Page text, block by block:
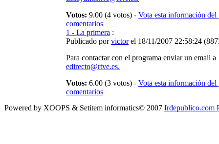
Votos: 9.00 (4 votos) - Vota esta información del
comentarios
1 - La primera :
Publicado porvictor el 18/11/2007 22:58:24 (
Para contactar con el programa enviar un email a
edirecto@rtve.es.
Votos: 6.00 (3 votos) - Vota esta información del
comentarios
Powered by XOOPS & Setitem informatics© 2007 Irdepublico.com